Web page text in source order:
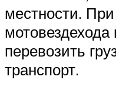
местности.
мотовездехода
перевозить
транспорт.